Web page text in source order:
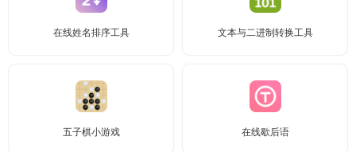
在线姓名排序工具 文本与二进制转换工具
五子棋小游戏 在线歇后语